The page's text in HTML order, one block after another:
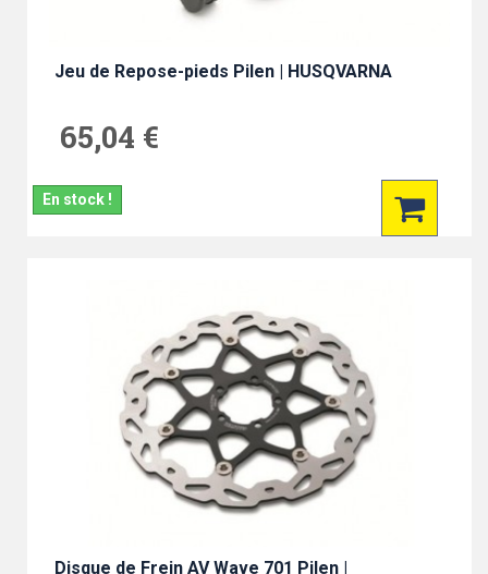
Jeu de Repose-pieds Pilen | HUSQVARNA
65,04 €
En stock !
Disque de Frein AV Wave 701 Pilen |